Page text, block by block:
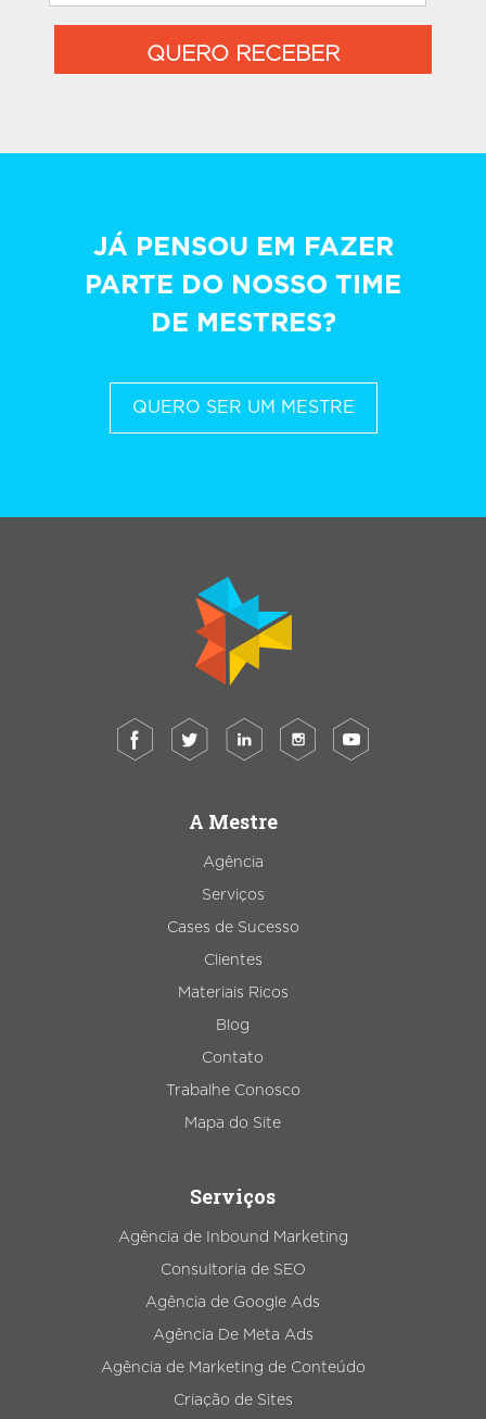
QUERO RECEBER
JÁ PENSOU EM FAZER
PARTE DO NOSSO TIME
DE MESTRES?
QUERO SER UM MESTRE
A Mestre
Agência
Serviços
Cases de Sucesso
Clientes
Materiais Ricos
Blog
Contato
Trabalhe Conosco
Mapa do Site
Serviços
Agência de Inbound Marketing
Consultoria de SEO
Agência de Google Ads
Agência De Meta Ads
Agência de Marketing de Conteúdo
Criação de Sites